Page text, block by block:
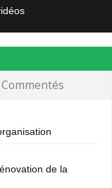
Commentés
de la